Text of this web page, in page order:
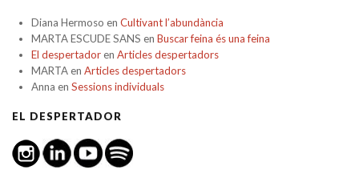
Diana Hermoso en Cultivant l’abundància
MARTA ESCUDE SANS en Buscar feina és una feina
El despertadoren Articles despertadors
MARTAen Articles despertadors
Anna en Sessions individuals
EL DESPERTADOR